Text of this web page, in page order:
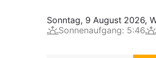
Sonntag, 9 August 2026,
Sonnenaufgang: 5:46